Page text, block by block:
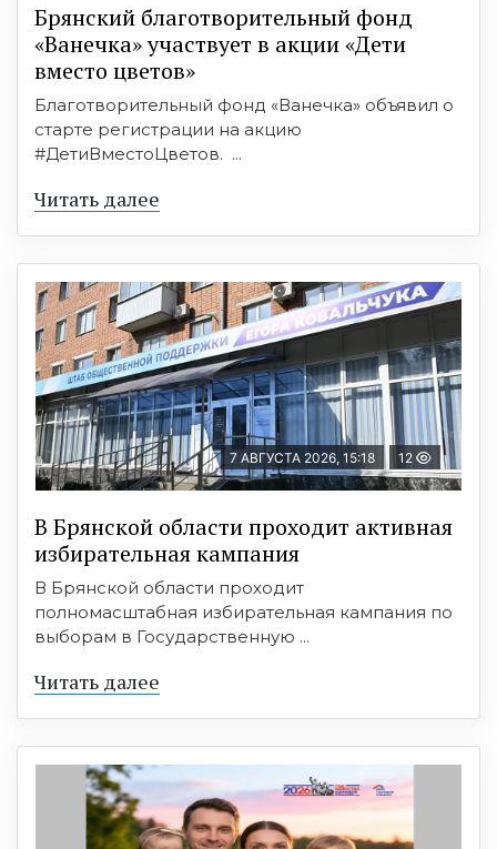
Брянский благотворительный фонд
«Ванечка» участвует в акции «Дети
вместо цветов»
Благотворительный фонд «Ванечка» объявил о
старте регистрации на акцию
#ДетиВместоЦветов. ...
Читать далее
7 АВГУСТА 2026, 15:18 12
В Брянской области проходит активная
избирательная кампания
В Брянской области проходит
полномасштабная избирательная кампания по
выборам в Государственную ...
Читать далее